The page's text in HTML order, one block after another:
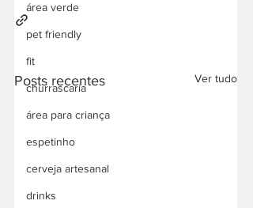
área verde
pet friendly
fit
churrascaria
área para criança
espetinho
cerveja artesanal
drinks
Posts recentes Ver tudo